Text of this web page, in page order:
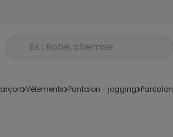
Rechercher un produit
garçon vêtements pantalon - jogging pantalon